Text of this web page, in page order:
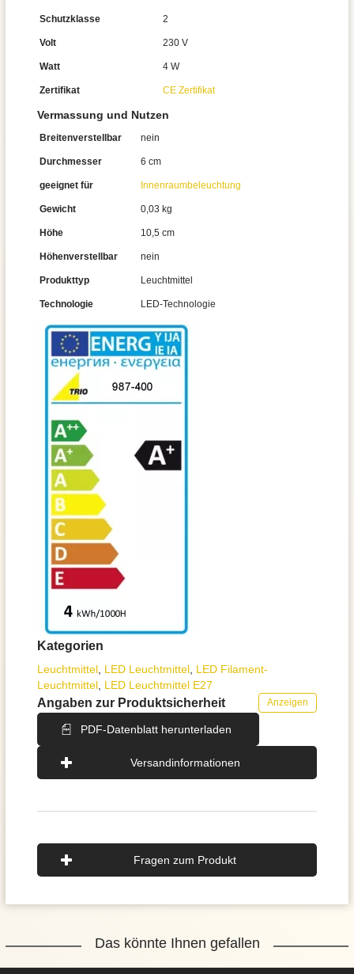
Kategorien
Leuchtmittel LED Leuchtmittel LED Filament-
Leuchtmittel LED Leuchtmittel E27
Angaben zur Produktsicherheit Anzeigen
PDF-Datenblatt herunterladen
Versandinformationen
Schutzklasse 2
Volt 230 V
Watt 4 W
Zertifikat CE Zertifikat
Vermassung und Nutzen
Breitenverstellbar nein
Durchmesser 6 cm
geeignet für Innenraumbeleuchtung
Gewicht 0,03 kg
Höhe 10,5 cm
Höhenverstellbar nein
Produkttyp Leuchtmittel
Technologie LED-Technologie
Fragen zum Produkt
Das könnte Ihnen gefallen